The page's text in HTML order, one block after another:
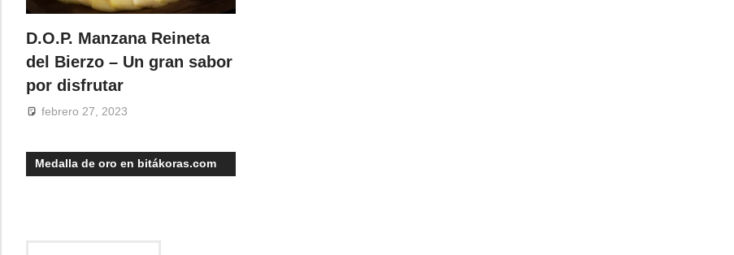
D.O.P. Manzana Reineta
del Bierzo – Un gran sabor
por disfrutar
febrero 27, 2023
Medalla de oro en bitákoras.com